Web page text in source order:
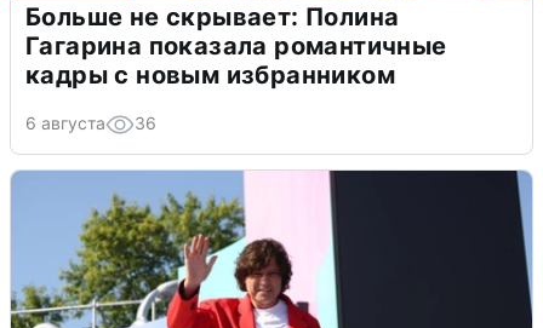
Больше не скрывает: Полина
Гагарина показала романтичные
кадры с новым избранником
6 августа 36